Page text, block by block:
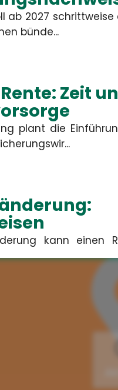
ab 2027
bünde...
Zeit
plant die
kann einen
München urte...